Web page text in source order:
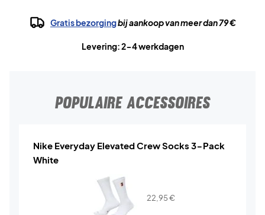
Gratis bezorgingbij aankoop van meer dan 79 €
Levering: 2-4 werkdagen
POPULAIRE ACCESSOIRES
Nike Everyday Elevated Crew Socks 3-Pack
White
22,95€